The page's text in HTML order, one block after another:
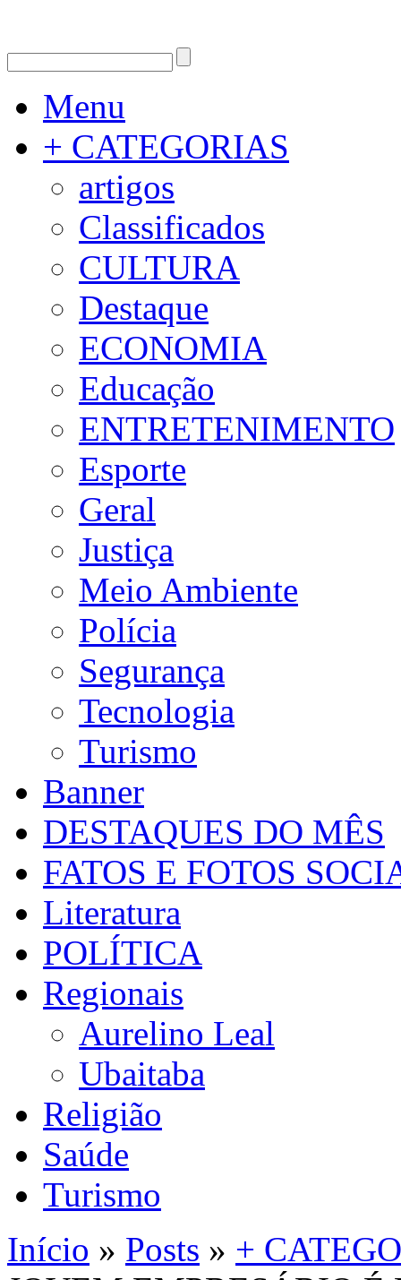
Menu
+ CATEGORIAS
artigos
Classificados
CULTURA
Destaque
ECONOMIA
Educação
ENTRETENIMENTO
Esporte
Geral
Justiça
Meio Ambiente
Polícia
Segurança
Tecnologia
Turismo
Banner
DESTAQUES DO MÊS
FATOS E FOTOS
Literatura
POLÍTICA
Regionais
Aurelino Leal
Ubaitaba
Religião
Saúde
Turismo
Início » Posts » +